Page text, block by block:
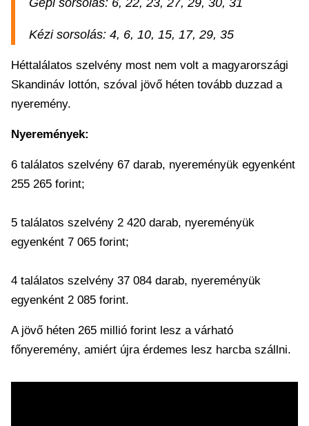
Gépi sorsolás: 6, 22, 23, 27, 29, 30, 31
Kézi sorsolás: 4, 6, 10, 15, 17, 29, 35
Héttalálatos szelvény most nem volt a magyarországi
Skandináv lottón, szóval jövő héten tovább duzzad a
nyeremény.
Nyeremények:
6 találatos szelvény 67 darab, nyereményük egyenként
255 265 forint;
5 találatos szelvény 2 420 darab, nyereményük
egyenként 7 065 forint;
4 találatos szelvény 37 084 darab, nyereményük
egyenként 2 085 forint.
A jövő héten 265 millió forint lesz a várható
főnyeremény, amiért újra érdemes lesz harcba szállni.